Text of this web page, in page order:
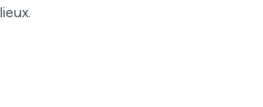
lieux.